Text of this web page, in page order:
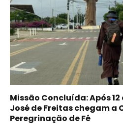
Missão Concluída: Após
José de Freitas chegam a
Peregrinação de Fé